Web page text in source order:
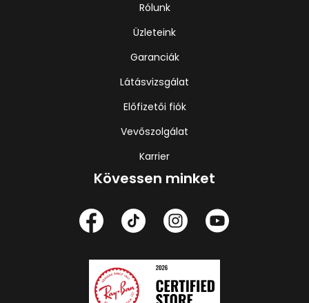
Rólunk
Üzleteink
Garanciák
Látásvizsgálat
Előfizetői fiók
Vevőszolgálat
Karrier
Kövessen minket